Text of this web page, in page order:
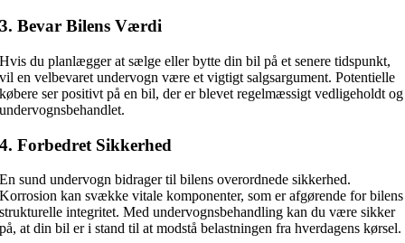
3.Bevar Bilens Værdi
Hvis du planlægger at sælge eller bytte din bil på et senere tidspunkt,
vil en velbevaret undervogn være et vigtigt salgsargument. Potentielle
købere ser positivt på en bil, der er blevet regelmæssigt vedligeholdt og
undervognsbehandlet.
4.Forbedret Sikkerhed
En sund undervogn bidrager til bilens overordnede sikkerhed.
Korrosion kan svække vitale komponenter, som er afgørende for bilens
strukturelle integritet. Med undervognsbehandling kan du være sikker
på, at din bil er i stand til at modstå belastningen fra hverdagens kørsel.